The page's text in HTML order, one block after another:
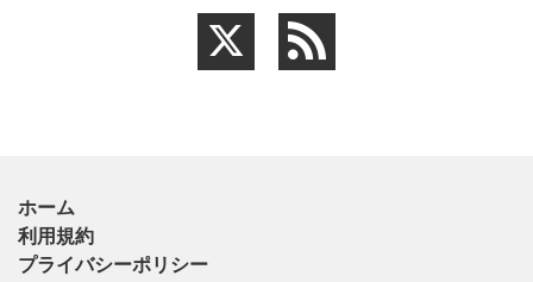
ホーム
利用規約
プライバシーポリシー